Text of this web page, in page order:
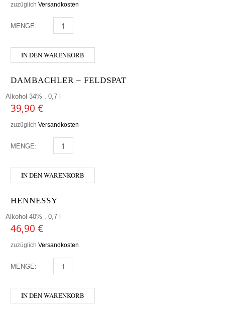
zuzüglich Versandkosten
MENGE: PAO SITGES MENGE
IN DEN WARENKORB
DAMBACHLER – FELDSPAT
Alkohol 34% , 0,7 l
39,90 €
zuzüglich Versandkosten
MENGE: DAMBACHLER - FELDSPAT MENGE
IN DEN WARENKORB
HENNESSY
Alkohol 40% , 0,7 l
46,90 €
zuzüglich Versandkosten
MENGE: HENNESSY MENGE
IN DEN WARENKORB